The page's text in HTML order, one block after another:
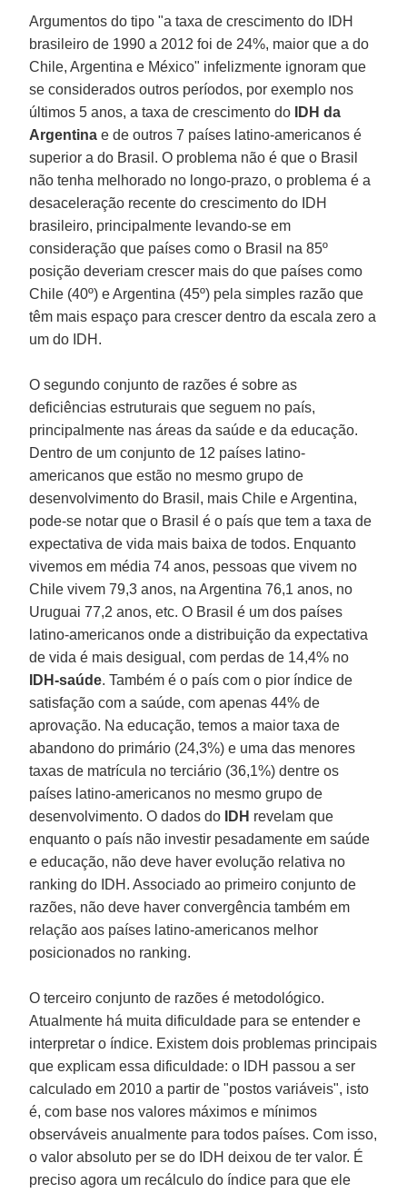
Argumentos do tipo "a taxa de crescimento do IDH
brasileiro de 1990 a 2012 foi de 24%, maior que a do
Chile, Argentina e México" infelizmente ignoram que
se considerados outros períodos, por exemplo nos
últimos 5 anos, a taxa de crescimento do
IDH da
Argentina e de outros 7 países latino-americanos é
superior a do Brasil. O problema não é que o Brasil
não tenha melhorado no longo-prazo, o problema é a
desaceleração recente do crescimento do IDH
brasileiro, principalmente levando-se em
consideração que países como o Brasil na 85º
posição deveriam crescer mais do que países como
Chile (40º) e Argentina (45º) pela simples razão que
têm mais espaço para crescer dentro da escala zero a
um do IDH.
O segundo conjunto de razões é sobre as
deficiências estruturais que seguem no país,
principalmente nas áreas da saúde e da educação.
Dentro de um conjunto de 12 países latino-
americanos que estão no mesmo grupo de
desenvolvimento do Brasil, mais Chile e Argentina,
pode-se notar que o Brasil é o país que tem a taxa de
expectativa de vida mais baixa de todos. Enquanto
vivemos em média 74 anos, pessoas que vivem no
Chile vivem 79,3 anos, na Argentina 76,1 anos, no
Uruguai 77,2 anos, etc. O Brasil é um dos países
latino-americanos onde a distribuição da expectativa
de vida é mais desigual, com perdas de 14,4% no
IDH-saúde. Também é o país com o pior índice de
satisfação com a saúde, com apenas 44% de
aprovação. Na educação, temos a maior taxa de
abandono do primário (24,3%) e uma das menores
taxas de matrícula no terciário (36,1%) dentre os
países latino-americanos no mesmo grupo de
desenvolvimento. O dados do
IDH revelam que
enquanto o país não investir pesadamente em saúde
e educação, não deve haver evolução relativa no
ranking do IDH. Associado ao primeiro conjunto de
razões, não deve haver convergência também em
relação aos países latino-americanos melhor
posicionados no ranking.
O terceiro conjunto de razões é metodológico.
Atualmente há muita dificuldade para se entender e
interpretar o índice. Existem dois problemas principais
que explicam essa dificuldade: o IDH passou a ser
calculado em 2010 a partir de "postos variáveis", isto
é, com base nos valores máximos e mínimos
observáveis anualmente para todos países. Com isso,
o valor absoluto per se do IDH deixou de ter valor. É
preciso agora um recálculo do índice para que ele